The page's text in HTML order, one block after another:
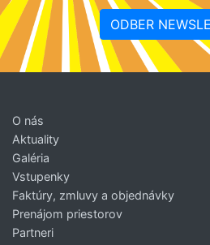
ODBER
O nás
Aktuality
Galéria
Vstupenky
Faktúry, zmluvy a objednávky
Prenájom priestorov
Partneri